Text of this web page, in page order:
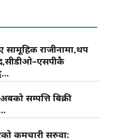
सामूहिक राजीनामा,थप
सम्पत्ति बिक्री
कर्मचारी सरुवा: